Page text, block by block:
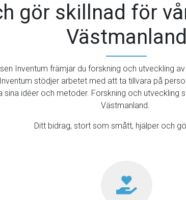
gör skillnad för
Västmanland
Inventum främjar du forskning och utveckling
stödjer arbetet med att ta tillvara på
idéer och metoder. Forskning och utveckling
Västmanland.
Ditt bidrag, stort som smått, hjälper och